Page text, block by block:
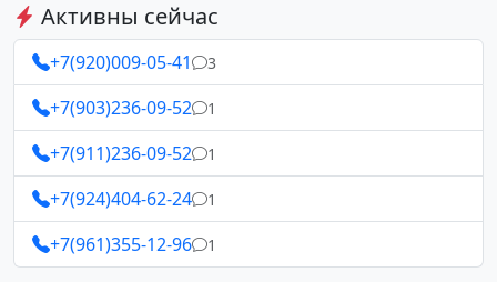
Активны сейчас
+7(920)009-05-41 3
+7(903)236-09-52 1
+7(911)236-09-52 1
+7(924)404-62-24 1
+7(961)355-12-96 1